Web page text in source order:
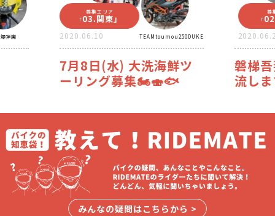
募集エリア
03.関東」
2020.06.10 TEAMtoumou250DUKE
7月8日(水) 大洗海鮮ツ
ーリング募集🏍️🍣🐟️
募集エリア
「
02.東北
2020.06.22
磐梯吾妻
流します
みんなの疑問はこちらから >